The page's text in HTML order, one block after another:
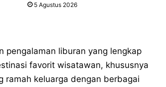
5 Agustus 2026
pengalaman liburan yang lengkap
favorit wisatawan, khususnya
ramah keluarga dengan berbagai